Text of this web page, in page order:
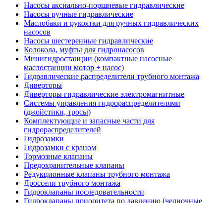
Насосы аксиально-поршневые гидравлические
Насосы ручные гидравлические
Маслобаки и рукоятки для ручных гидравлических
насосов
Насосы шестеренные гидравлические
Колокола, муфты для гидронасосов
Минигидростанции (компактные насосные
маслостанции мотор + насос)
Гидравлические распределители трубного монтажа
Диверторы
Диверторы гидравлические электромагнитные
Системы управления гидрораспределителями
(джойстики, тросы)
Комплектующие и запасные части для
гидрораспределителей
Гидрозамки
Гидрозамки с краном
Тормозные клапаны
Предохранительные клапаны
Редукционные клапаны трубного монтажа
Дроссели трубного монтажа
Гидроклапаны последовательности
Гидроклапаны приоритета по давлению (челночные